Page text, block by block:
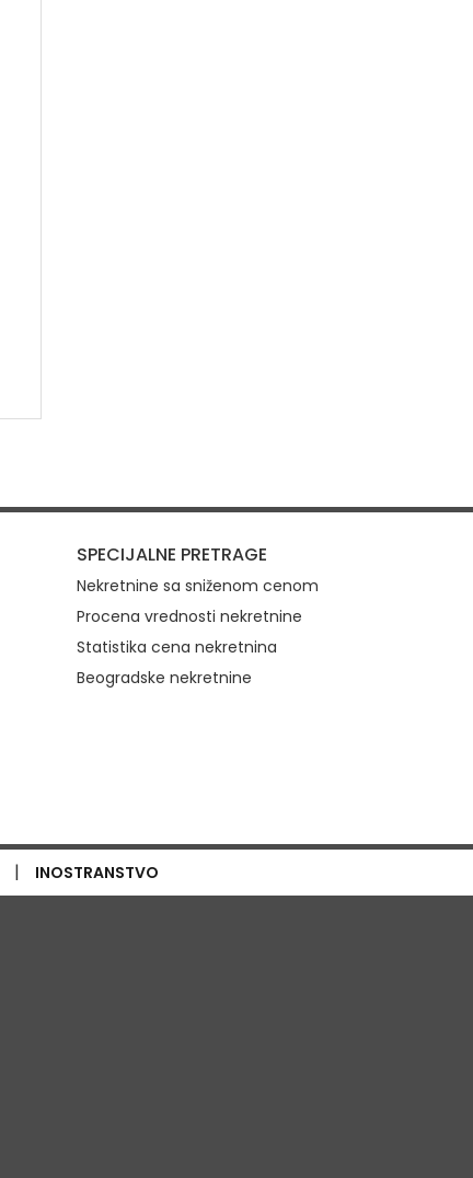
SPECIJALNE PRETRAGE
Nekretnine sa sniženom cenom
Procena vrednosti nekretnine
Statistika cena nekretnina
Beogradske nekretnine
| INOSTRANSTVO